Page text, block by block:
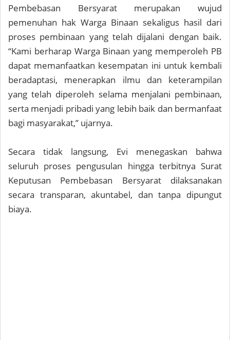
Pembebasan Bersyarat merupakan wujud
pemenuhan hak Warga Binaan sekaligus hasil dari
proses pembinaan yang telah dijalani dengan baik.
“Kami berharap Warga Binaan yang memperoleh PB
dapat memanfaatkan kesempatan ini untuk kembali
beradaptasi, menerapkan ilmu dan keterampilan
yang telah diperoleh selama menjalani pembinaan,
serta menjadi pribadi yang lebih baik dan bermanfaat
bagi masyarakat,” ujarnya.
Secara tidak langsung, Evi menegaskan bahwa
seluruh proses pengusulan hingga terbitnya Surat
Keputusan Pembebasan Bersyarat dilaksanakan
secara transparan, akuntabel, dan tanpa dipungut
biaya.